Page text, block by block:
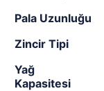
Pala Uzunluğu
Zincir Tipi
Yağ
Kapasitesi